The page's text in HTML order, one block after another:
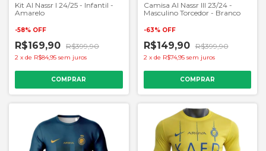
Kit Al Nassr I 24/25 - Infantil -
Amarelo
-58% OFF
R$169,90 R$399,90
2 x de R$84,95 sem juros
COMPRAR
Camisa Al Nassr III 23/24 -
Masculino Torcedor - Branco
-63% OFF
R$149,90 R$399,90
2 x de R$74,95 sem juros
COMPRAR